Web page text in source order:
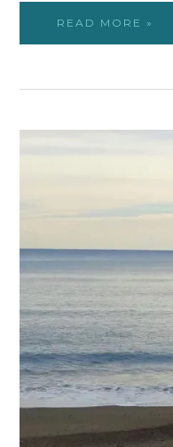
READ MORE »
SURFTRIP
NACIENTE